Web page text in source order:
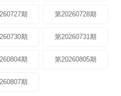
期 第20260728期
期 第20260731期
期 第20260805期
期